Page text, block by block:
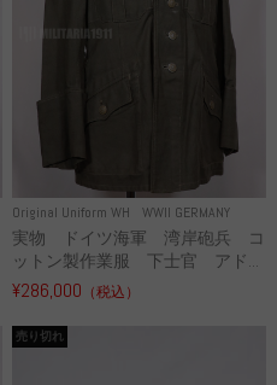
Original Uniform WH WWII GERMANY
実物 ドイツ海軍 湾岸砲兵 コ
ットン製作業服 下士官 アド...
¥286,000 （税込）
売り切れ